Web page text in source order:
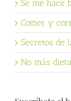
Se me hace
Comer y
Secretos de
No más dieta